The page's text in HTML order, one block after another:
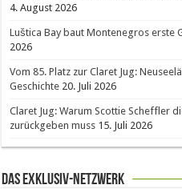
4. August 2026
Luštica Bay baut Montenegros erste
2026
Vom 85. Platz zur Claret Jug:
Geschichte 20. Juli 2026
Claret Jug: Warum Scottie Scheffler
zurückgeben muss 15. Juli 2026
Das Exklusiv-Netzwerk